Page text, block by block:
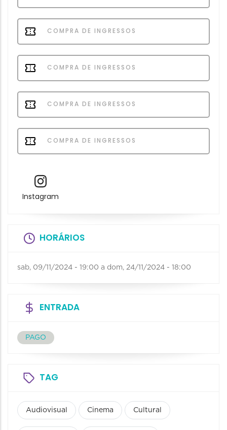
COMPRA DE INGRESSOS
COMPRA DE INGRESSOS
COMPRA DE INGRESSOS
COMPRA DE INGRESSOS
Instagram
HORÁRIOS
sab, 09/11/2024 - 19:00 a dom, 24/11/2024 - 18:00
ENTRADA
PAGO
TAG
Audiovisual Cinema Cultural